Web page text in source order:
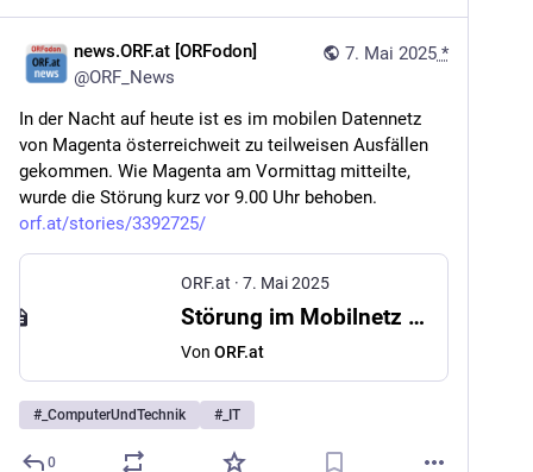
7. Mai 2025 *
news.ORF.at [ORFodon]
@ORF_News
In der Nacht auf heute ist es im mobilen Datennetz
von Magenta österreichweit zu teilweisen Ausfällen
gekommen. Wie Magenta am Vormittag mitteilte,
wurde die Störung kurz vor 9.00 Uhr behoben.
orf.at/stories/3392725/
ORF.at · 7. Mai 2025
Störung im Mobilnetz von Magenta
Von ORF.at
# _ComputerUndTechnik # _IT
0